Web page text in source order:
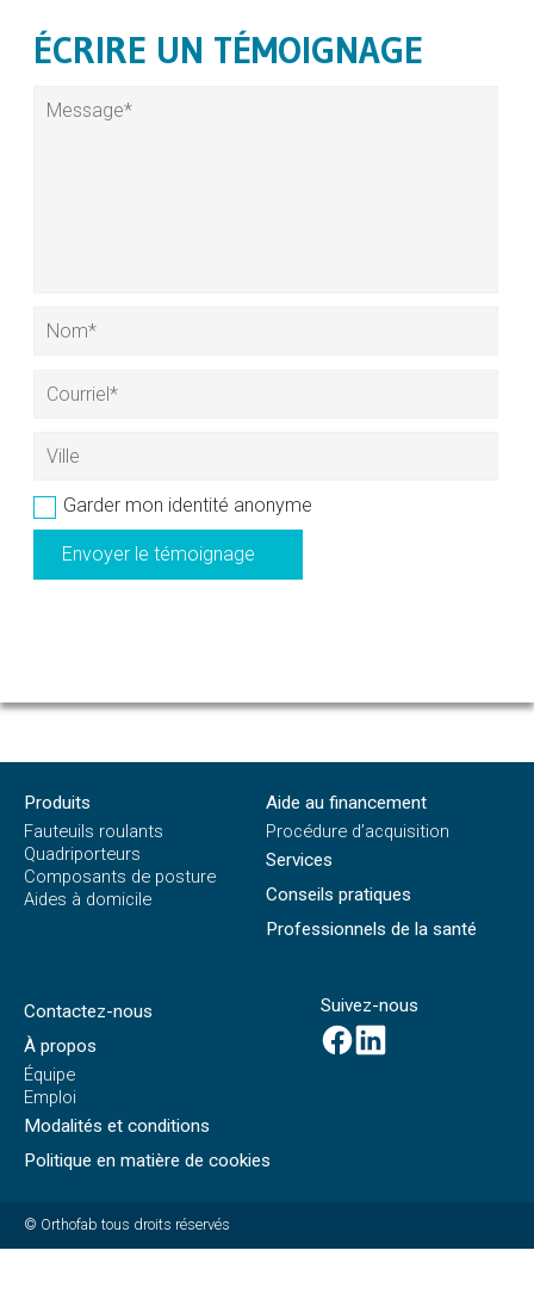
ÉCRIRE UN TÉMOIGNAGE
Garder mon identité anonyme
Produits
Fauteuils roulants
Quadriporteurs
Composants de posture
Aides à domicile
Aide au financement
Procédure d’acquisition
Services
Conseils pratiques
Professionnels de la santé
Contactez-nous
À propos
Équipe
Emploi
Modalités et conditions
Politique en matière de cookies
Suivez-nous
© Orthofab tous droits réservés